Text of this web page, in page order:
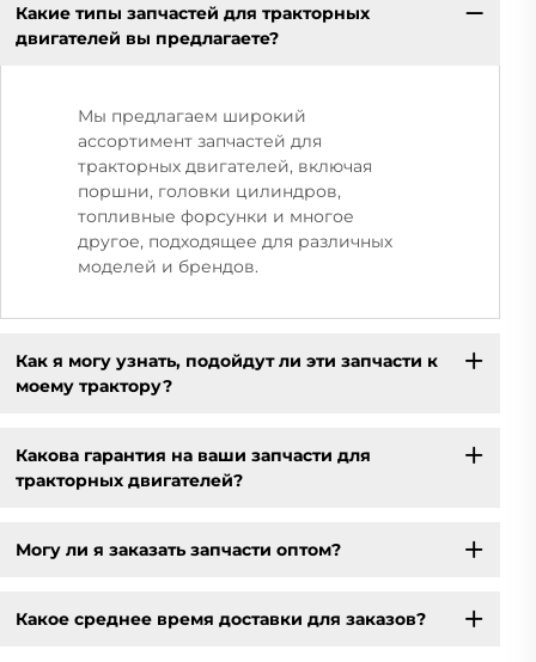
Какие типы запчастей для тракторных
двигателей вы предлагаете?
Мы предлагаем широкий
ассортимент запчастей для
тракторных двигателей, включая
поршни, головки цилиндров,
топливные форсунки и многое
другое, подходящее для различных
моделей и брендов.
Как я могу узнать, подойдут ли эти запчасти к
моему трактору?
Какова гарантия на ваши запчасти для
тракторных двигателей?
Могу ли я заказать запчасти оптом?
Какое среднее время доставки для заказов?